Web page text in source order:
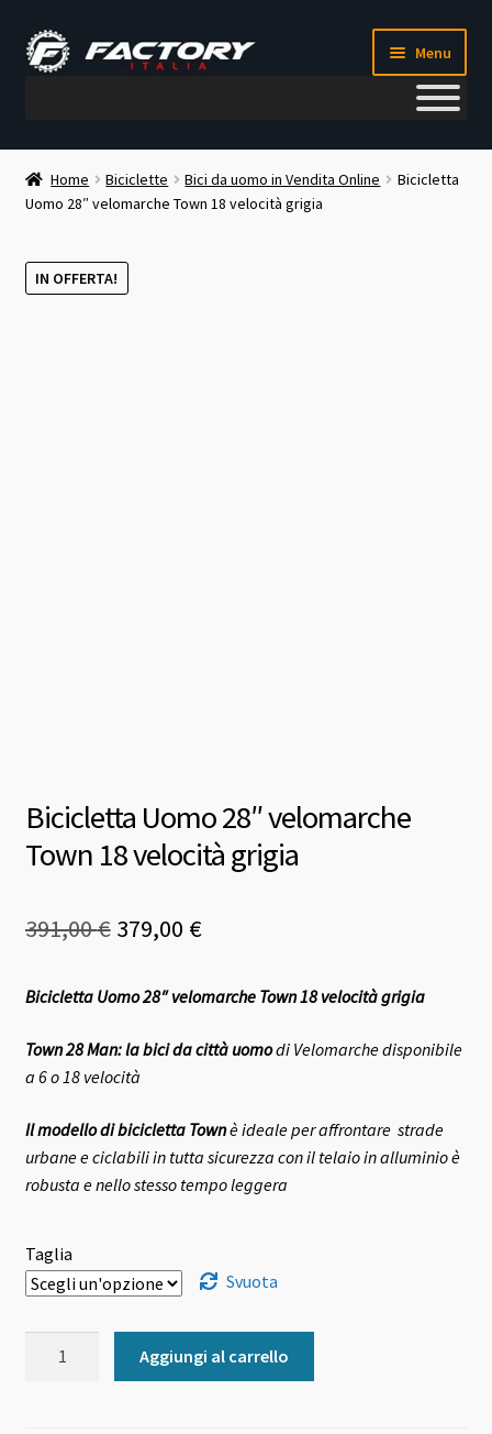
Vai
alla
Vai
al
Menu
Il mio account
Metodi di pagamento
Chi siamo
Home Biciclette Bici da uomo in Vendita Online
Bicicletta
Uomo 28″ velomarche Town 18 velocità grigia
IN OFFERTA!
Bicicletta Uomo 28″ velomarche
Town 18 velocità grigia
391,00€ Il
originale
era:
391,00 €.
379,00 €Il
attuale
è:
Bicicletta Uomo 28″ velomarche Town 18 velocità grigia
Town 28 Man: la bici da città uomodi Velomarche disponibile
a 6 o 18 velocità
Il modello di bicicletta Townè ideale per affrontare strade
urbane e ciclabili in tutta sicurezza con il telaio in alluminio è
robusta e nello stesso tempo leggera
Taglia
Svuota
Aggiungi al carrello